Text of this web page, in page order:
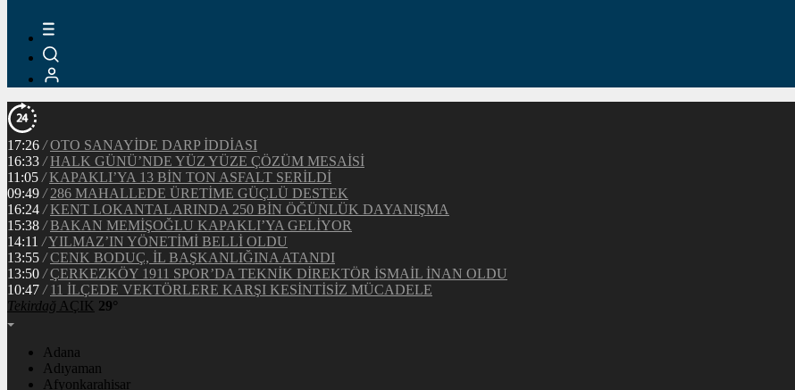
17:26 / OTO SANAYİDE DARP İDDİASI
16:33 / HALK GÜNÜ’NDE YÜZ YÜZE ÇÖZÜM MESAİSİ
11:05 / KAPAKLI’YA 13 BİN TON ASFALT SERİLDİ
09:49 / 286 MAHALLEDE ÜRETİME GÜÇLÜ DESTEK
16:24 / KENT LOKANTALARINDA 250 BİN ÖĞÜNLÜK DAYANIŞMA
15:38 / BAKAN MEMİŞOĞLU KAPAKLI’YA GELİYOR
14:11 /YILMAZ’IN YÖNETİMİ BELLİ OLDU
13:55 / CENK BODUÇ, İL BAŞKANLIĞINA ATANDI
13:50 / ÇERKEZKÖY 1911 SPOR’DA TEKNİK DİREKTÖR İSMAİL İNAN OLDU
10:47 / 11 İLÇEDE VEKTÖRLERE KARŞI KESİNTİSİZ MÜCADELE
Tekirdağ AÇIK 29°
Adana
Adıyaman
Afyonkarahisar